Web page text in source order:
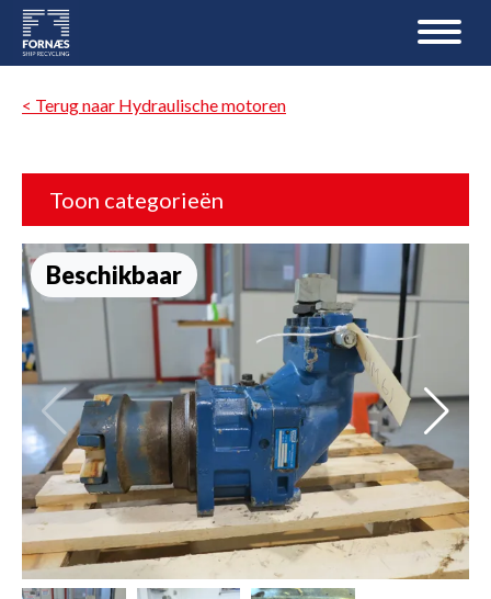
< Terug naar Hydraulische motoren
Toon categorieën
Beschikbaar